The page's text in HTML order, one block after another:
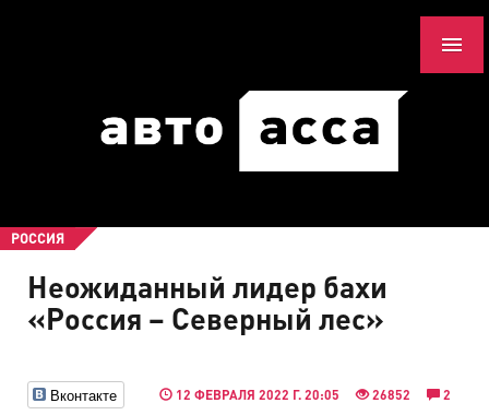
РОССИЯ
Неожиданный лидер бахи
«Россия – Северный лес»
Вконтакте 12 ФЕВРАЛЯ 2022 Г. 20:05 26852 2